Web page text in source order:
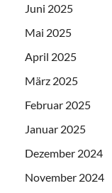
Juni 2025
Mai 2025
April 2025
März 2025
Februar 2025
Januar 2025
Dezember 2024
November 2024